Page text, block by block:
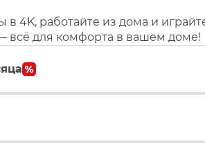
4K, работайте из дома и
всё для комфорта в вашем доме!